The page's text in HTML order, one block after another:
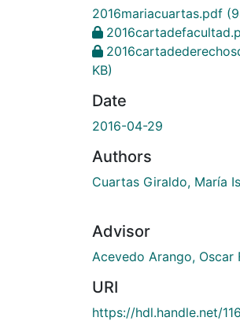
2016mariacuartas.pdf
KB)
Date
2016-04-29
Authors
Cuartas Giraldo, María
Advisor
Acevedo Arango, Oscar
URI
https://hdl.handle.net/